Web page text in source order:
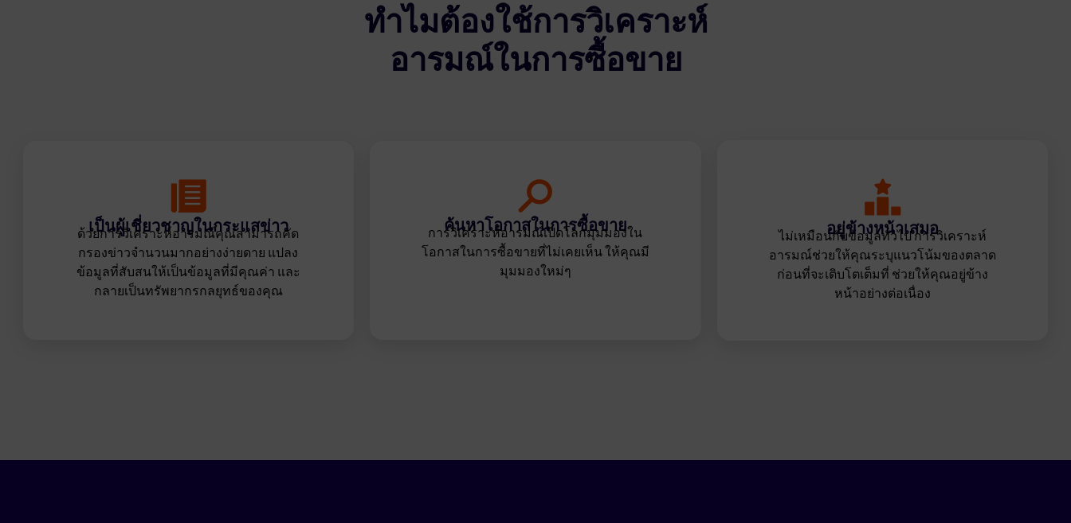
ทำไมต้องใช้การวิเคราะห์
อารมณ์ในการซื้อขาย
เป็นผู้เชี่ยวชาญในกระแสข่าว
ด้วยการวิเคราะห์อารมณ์คุณสามารถคัด
กรองข่าวจำนวนมากอย่างง่ายดาย แปลง
ข้อมูลที่สับสนให้เป็นข้อมูลที่มีคุณค่า และ
กลายเป็นทรัพยากรกลยุทธ์ของคุณ
ค้นหาโอกาสในการซื้อขาย
การวิเคราะห์อารมณ์เปิดโลกมุมมองใน
โอกาสในการซื้อขายที่ไม่เคยเห็น ให้คุณมี
มุมมองใหม่ๆ
อยู่ข้างหน้าเสมอ
ไม่เหมือนกับข้อมูลทั่วไป การวิเคราะห์
อารมณ์ช่วยให้คุณระบุแนวโน้มของตลาด
ก่อนที่จะเติบโตเต็มที่ ช่วยให้คุณอยู่ข้าง
หน้าอย่างต่อเนื่อง